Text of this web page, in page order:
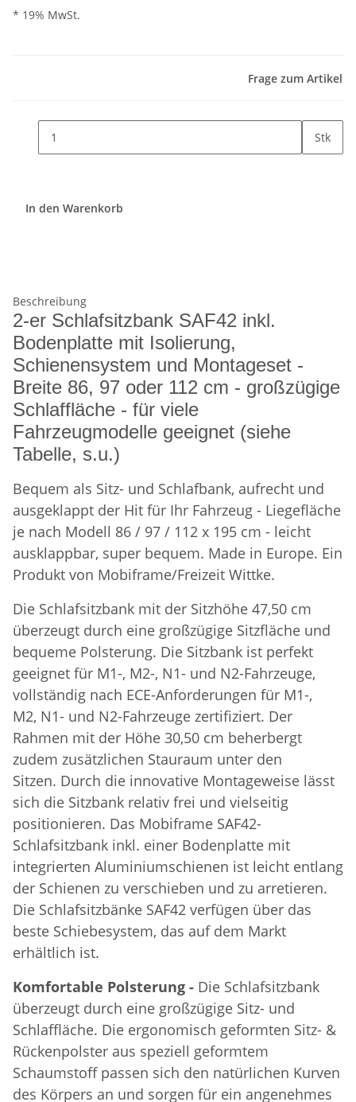
* 19% MwSt.
Frage zum Artikel
Stk
In den Warenkorb
Beschreibung
2-er Schlafsitzbank SAF42 inkl.
Bodenplatte mit Isolierung,
Schienensystem und Montageset -
Breite 86, 97 oder 112 cm - großzügige
Schlaffläche - für viele
Fahrzeugmodelle geeignet (siehe
Tabelle, s.u.)
Bequem als Sitz- und Schlafbank, aufrecht und
ausgeklappt der Hit für Ihr Fahrzeug - Liegefläche
je nach Modell 86 / 97 / 112 x 195 cm - leicht
ausklappbar, super bequem. Made in Europe. Ein
Produkt von Mobiframe/Freizeit Wittke.
Die Schlafsitzbank mit der Sitzhöhe 47,50 cm
überzeugt durch eine großzügige Sitzfläche und
bequeme Polsterung. Die Sitzbank ist perfekt
geeignet für M1-, M2-, N1- und N2-Fahrzeuge,
vollständig nach ECE-Anforderungen für M1-,
M2, N1- und N2-Fahrzeuge zertifiziert. Der
Rahmen mit der Höhe 30,50 cm beherbergt
zudem zusätzlichen Stauraum unter den
Sitzen. Durch die innovative Montageweise lässt
sich die Sitzbank relativ frei und vielseitig
positionieren. Das Mobiframe SAF42-
Schlafsitzbank inkl. einer Bodenplatte mit
integrierten Aluminiumschienen ist leicht entlang
der Schienen zu verschieben und zu arretieren.
Die Schlafsitzbänke SAF42 verfügen über das
beste Schiebesystem, das auf dem Markt
erhältlich ist.
Komfortable Polsterung - Die Schlafsitzbank
überzeugt durch eine großzügige Sitz- und
Schlaffläche. Die ergonomisch geformten Sitz- &
Rückenpolster aus speziell geformtem
Schaumstoff passen sich den natürlichen Kurven
des Körpers an und sorgen für ein angenehmes